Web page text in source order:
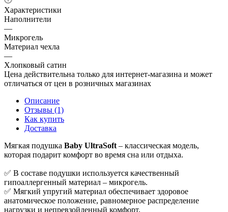
Характеристики
Наполнители
—
Микрогель
Материал чехла
—
Хлопковый сатин
Цена действительна только для интернет-магазина и может
отличаться от цен в розничных магазинах
Описание
Отзывы (1)
Как купить
Доставка
Мягкая подушка Baby UltraSoft – классическая модель,
которая подарит комфорт во время сна или отдыха.
✅ В составе подушки используется качественный
гипоаллергенный материал – микрогель.
✅ Мягкий упругий материал обеспечивает здоровое
анатомическое положение, равномерное распределение
нагрузки и непревзойденный комфорт.